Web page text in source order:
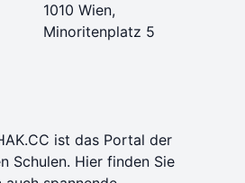
1010 Wien,
Minoritenplatz 5
ist das Portal der
Schulen. Hier finden Sie